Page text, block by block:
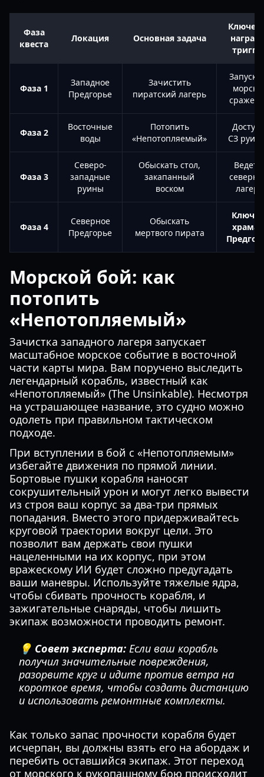
Фаза
квеста
Локация Основная задача
Фаза 1
Западное
Предгорье
Зачистить
пиратский лагерь
Фаза 2
Восточные
воды
Потопить
«Непотопляемый»
Доступ
СЗ
Фаза 3
Северо-
западные
руины
Обыскать стол,
закапанный
воском
Ведет в
лагерь
Фаза 4
Северное
Предгорье
Обыскать
мертвого пирата
Ключ
храма
Морской бой: как
потопить
«Непотопляемый»
Зачистка западного лагеря запускает
масштабное морское событие в восточной
части карты мира. Вам поручено выследить
легендарный корабль, известный как
«Непотопляемый» (The Unsinkable). Несмотря
на устрашающее название, это судно можно
одолеть при правильном тактическом
подходе.
При вступлении в бой с «Непотопляемым»
избегайте движения по прямой линии.
Бортовые пушки корабля наносят
сокрушительный урон и могут легко вывести
из строя ваш корпус за два-три прямых
попадания. Вместо этого придерживайтесь
круговой траектории вокруг цели. Это
позволит вам держать свои пушки
нацеленными на их корпус, при этом
вражескому ИИ будет сложно предугадать
ваши маневры. Используйте тяжелые ядра,
чтобы сбивать прочность корабля, и
зажигательные снаряды, чтобы лишить
экипаж возможности проводить ремонт.
💡 Совет эксперта: Если ваш корабль
получил значительные повреждения,
разорвите круг и идите против ветра на
короткое время, чтобы создать дистанцию
и использовать ремонтные комплекты.
Как только запас прочности корабля будет
исчерпан, вы должны взять его на абордаж и
перебить оставшийся экипаж. Этот переход
от морского к рукопашному бою происходит